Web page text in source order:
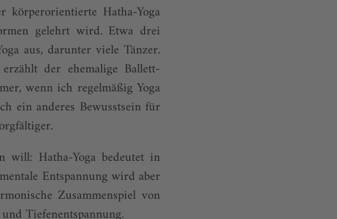
Hatha-Yoga
gelehrt wird. Etwa drei
aus, darunter viele Tänzer.
der ehemalige Ballett-
wenn ich regelmäßig Yoga
ein anderes Bewusstsein für
will: Hatha-Yoga bedeutet in
Entspannung wird aber
Zusammenspiel von
Tiefenentspannung.